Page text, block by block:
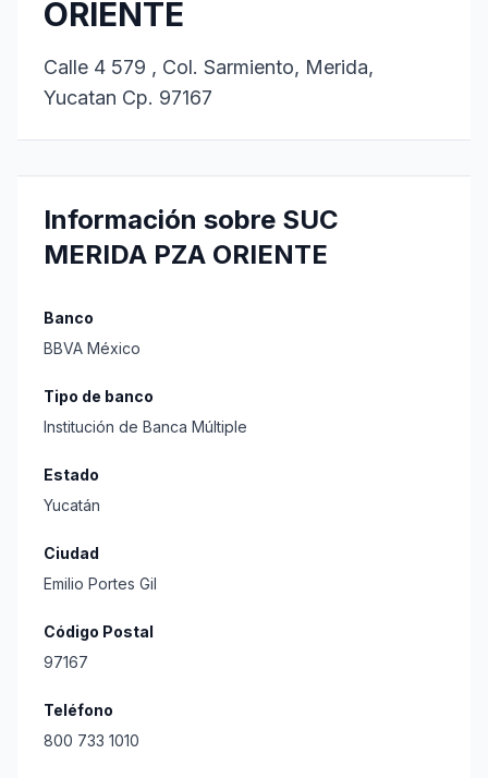
ORIENTE
Calle 4 579 , Col. Sarmiento, Merida,
Yucatan Cp. 97167
Información sobre SUC
MERIDA PZA ORIENTE
Banco
BBVA México
Tipo de banco
Institución de Banca Múltiple
Estado
Yucatán
Ciudad
Emilio Portes Gil
Código Postal
97167
Teléfono
800 733 1010